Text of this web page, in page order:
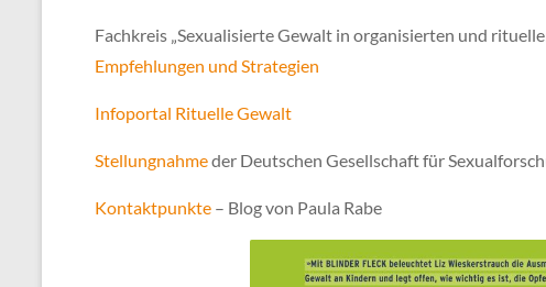
Fachkreis „Sexualisierte Gewalt in organisierten und
Empfehlungen und Strategien
Infoportal Rituelle Gewalt
Stellungnahmeder Deutschen Gesellschaft für
Kontaktpunkte – Blog von Paula Rabe